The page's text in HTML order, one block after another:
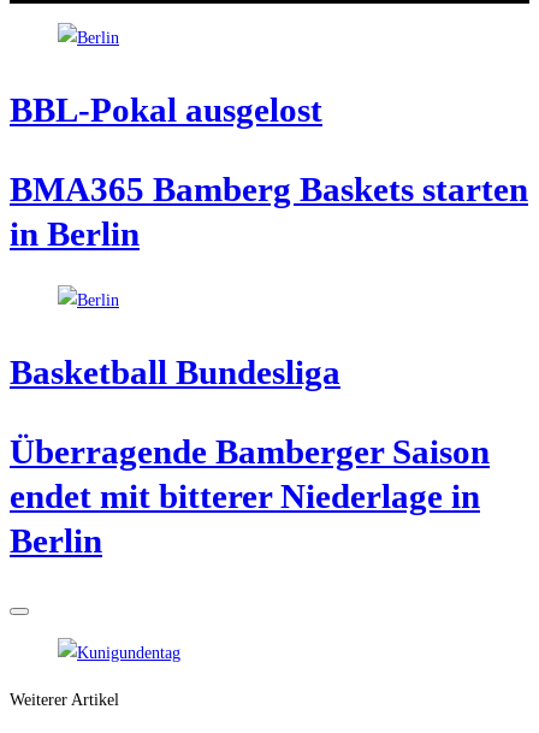
BBL-Pokal aus­ge­lost
BMA365 Bam­berg Bas­kets star­ten
in Berlin
Bas­ket­ball Bundesliga
Über­ra­gen­de Bam­ber­ger Sai­son
endet mit bit­te­rer Nie­der­la­ge in
Berlin
Weiterer Artikel